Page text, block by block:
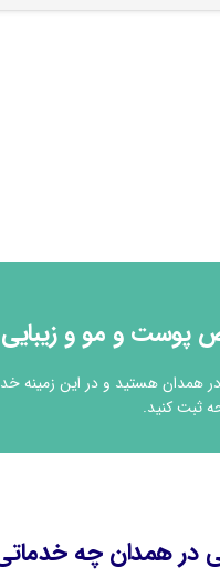
و مو و زیبایی
هستید و در این زمینه
همدان چه